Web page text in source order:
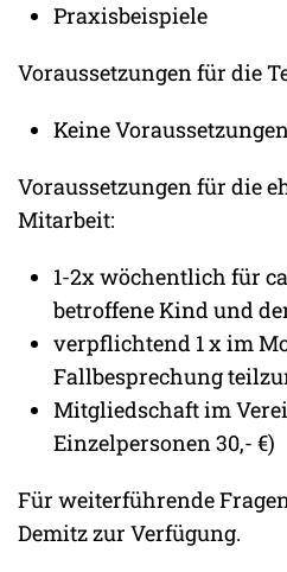
Praxisbeispiele
Voraussetzungen für die
Keine
Voraussetzungen für die
Mitarbeit:
1-2x wöchentlich für
betroffene Kind und
verpflichtend 1 x im
Fallbesprechung
Mitgliedschaft im
Einzelpersonen 30,- €)
Für weiterführende
Demitz zur Verfügung.